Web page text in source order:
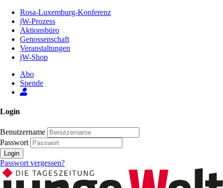
Inhalt
Seite
Rosa-Luxemburg-Konferenz
jW-Prozess
Aktionsbüro
Genossenschaft
Veranstaltungen
jW-Shop
Abo
Spende
Login
Benutzername
Passwort
Login
Passwort vergessen?